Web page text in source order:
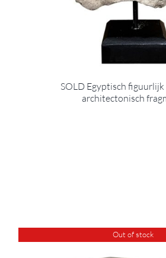
SOLD Egyptisch
architectonisch
Out of stock